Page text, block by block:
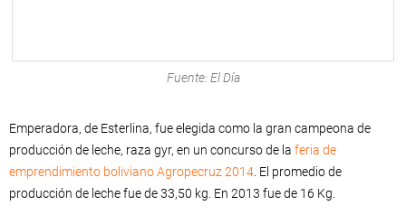
Fuente: El Día
Emperadora, de Esterlina, fue elegida como la gran campeona de
producción de leche, raza gyr, en un concurso de la feria de
emprendimiento boliviano Agropecruz 2014. El promedio de
producción de leche fue de 33,50 kg. En 2013 fue de 16 Kg.